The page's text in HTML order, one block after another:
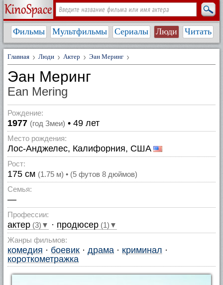
Фильмы Мультфильмы Сериалы Люди Читать
Главная Люди Актер Эан Меринг
Эан Меринг
Ean Mering
Рождение:
1977 (год Змеи) • 49 лет
Место рождения:
Лос-Анджелес, Калифорния, США
Рост:
175 см (1.75 м) • (5 футов 8 дюймов)
Семья:
—
Профессии:
актер (3)▼ · продюсер (1)▼
Жанры фильмов:
комедия · боевик · драма · криминал ·
короткометражка